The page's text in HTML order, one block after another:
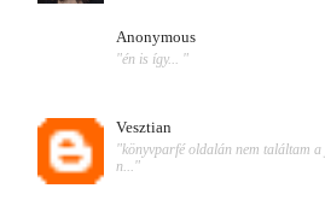
Anonymous
"én is így... "
Vesztian
"könyvparfé oldalán nem találtam a
n..."